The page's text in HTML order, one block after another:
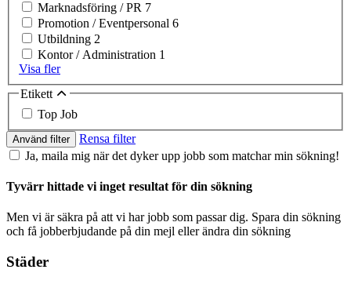
Marknadsföring / PR 7
Promotion / Eventpersonal 6
Utbildning 2
Kontor / Administration 1
Visa fler
Etikett
Top Job
Använd filter
Rensa filter
Ja, maila mig när det dyker upp jobb som matchar min sökning!
Tyvärr hittade vi inget resultat för din sökning
Men vi är säkra på att vi har jobb som passar dig. Spara din sökning
och få jobberbjudande på din mejl eller ändra din sökning
Städer